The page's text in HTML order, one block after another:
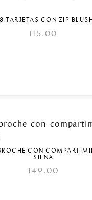
TARJETAS CON ZIP
115.00
CON
SIENA
149.00